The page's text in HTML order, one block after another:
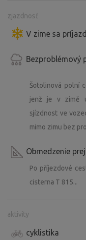
zjazdnosť
V zime sa
Bezproblémový
Šotolinová polní
jenž je v zimě
sjízdnost ve
mimo zimu bez
Obmedzenie
Po příjezdové
cisterna T 815...
aktivity
cyklistika